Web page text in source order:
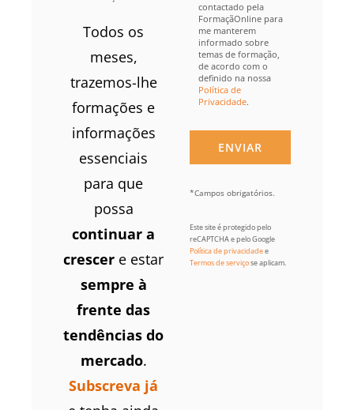
Todos os
meses,
trazemos-lhe
formações e
informações
essenciais
para que
possa
continuar a
crescer e estar
sempre à
frente das
tendências do
mercado.
Subscreva já
contactado pela
FormaçãOnline para
me manterem
informado sobre
temas de formação,
de acordo com o
definido na nossa
Política de
Privacidade.
*Campos obrigatórios.
Este site é protegido pelo
reCAPTCHA e pelo Google
Política de privacidadee
Termos de serviçose aplicam.